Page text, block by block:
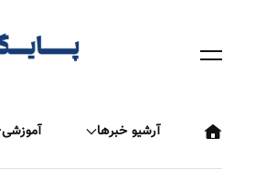
آرشیو خبرها آموزشی